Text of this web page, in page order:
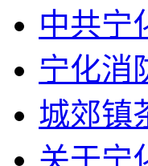
中共宁
宁化消
城郊镇
关于宁